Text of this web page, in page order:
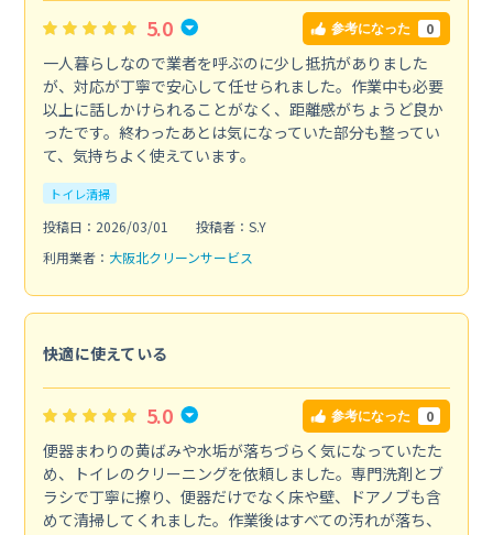
5.0 参考になった 0
一人暮らしなので業者を呼ぶのに少し抵抗がありました
が、対応が丁寧で安心して任せられました。作業中も必要
以上に話しかけられることがなく、距離感がちょうど良か
ったです。終わったあとは気になっていた部分も整ってい
て、気持ちよく使えています。
トイレ清掃
投稿日：2026/03/01
投稿者：S.Y
利用業者： 大阪北クリーンサービス
快適に使えている
5.0 参考になった 0
便器まわりの黄ばみや水垢が落ちづらく気になっていたた
め、トイレのクリーニングを依頼しました。専門洗剤とブ
ラシで丁寧に擦り、便器だけでなく床や壁、ドアノブも含
めて清掃してくれました。作業後はすべての汚れが落ち、